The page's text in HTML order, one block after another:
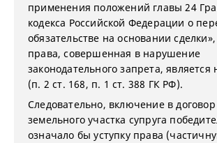
применения положений главы 24
кодекса Российской Федерации о
обязательстве на основании сделки»,
права, совершенная в нарушение
законодательного запрета,
(п. 2 ст. 168, п. 1 ст. 388 ГК РФ).
Следовательно, включение в
земельного участка супруга
означало бы уступку права